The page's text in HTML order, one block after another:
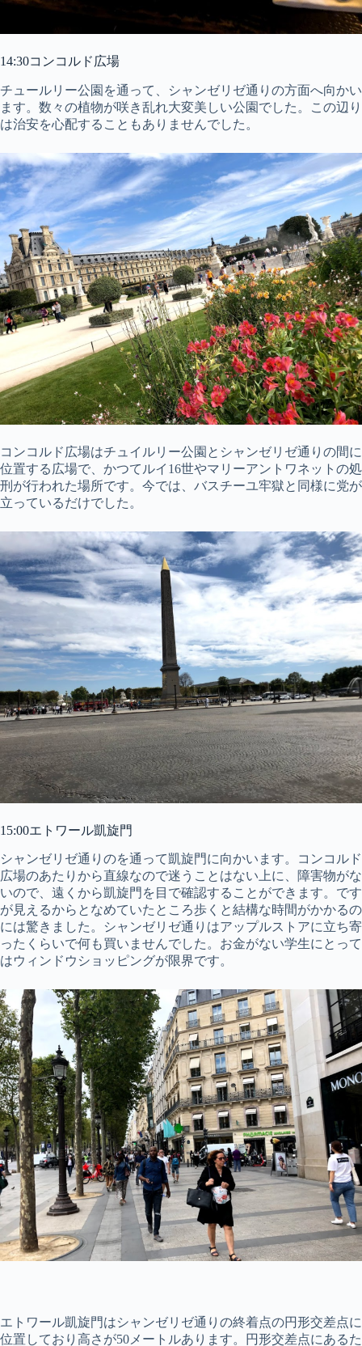
14:30コンコルド広場
チュールリー公園を通って、シャンゼリゼ通りの方面へ向かい
ます。数々の植物が咲き乱れ大変美しい公園でした。この辺り
は治安を心配することもありませんでした。
コンコルド広場はチュイルリー公園とシャンゼリゼ通りの間に
位置する広場で、かつてルイ16世やマリーアントワネットの処
刑が行われた場所です。今では、バスチーユ牢獄と同様に党が
立っているだけでした。
15:00エトワール凱旋門
シャンゼリゼ通りのを通って凱旋門に向かいます。コンコルド
広場のあたりから直線なので迷うことはない上に、障害物がな
いので、遠くから凱旋門を目で確認することができます。です
が見えるからとなめていたところ歩くと結構な時間がかかるの
には驚きました。シャンゼリゼ通りはアップルストアに立ち寄
ったくらいで何も買いませんでした。お金がない学生にとって
はウィンドウショッピングが限界です。
エトワール凱旋門はシャンゼリゼ通りの終着点の円形交差点に
位置しており高さが50メートルあります。円形交差点にあるた